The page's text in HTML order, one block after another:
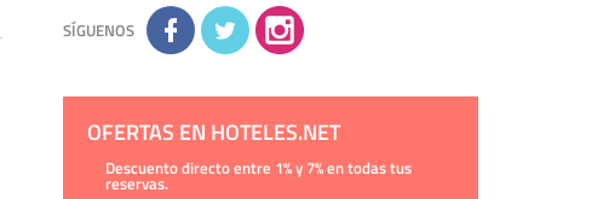
Derechos:tiene derecho a saber qué
información tenemos sobre usted, corregirla y
eliminarla, tal y como se explica en la
información adicional disponible en nuestra
la información adicional y detallada sobre cómo
SÍGUENOS
OFERTAS EN HOTELES.NET
Descuento directo entre 1% y 7% en todas tus
reservas.